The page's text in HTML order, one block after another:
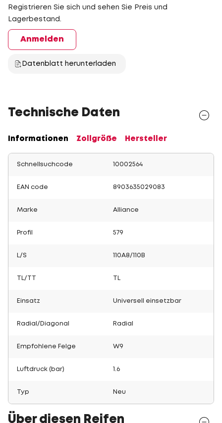
Registrieren Sie sich und sehen Sie Preis und
Lagerbestand.
Anmelden
Datenblatt herunterladen
Technische Daten
Informationen Zollgröße Hersteller
Schnellsuchcode 10002564
EAN code 8903635029083
Marke Alliance
Profil 579
L/S 110A8/110B
TL/TT
Einsatz Universell einsetzbar
Radial/Diagonal Radial
Empfohlene Felge W9
Luftdruck (bar) 1.6
Typ Neu
Über diesen Reifen